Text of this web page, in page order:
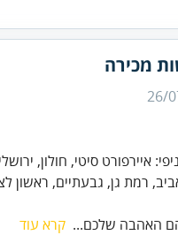
מכירה
26/
איירפורט סיטי, חולון,
רמת גן, גבעתיים, ראשון
האהבה שלכם... קרא עוד